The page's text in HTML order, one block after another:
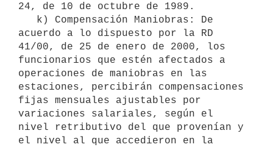
24, de 10 de octubre de 1989.
acuerdo a lo dispuesto por la RD
41/00, de 25 de enero de 2000, los
funcionarios que estén afectados a
operaciones de maniobras en las
estaciones, percibirán compensaciones
fijas mensuales ajustables por
variaciones salariales, según el
nivel retributivo del que provenían y
el nivel al que accedieron en la